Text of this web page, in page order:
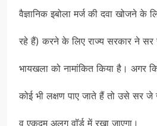
वैज्ञानिक इबोला मर्ज की दवा खोजने के
रहे हैं) करने के लिए राज्य सरकार ने
भायखला को नामांकित किया है। अगर
कोई भी लक्षण पाए जाते हैं तो उसे सर
व एकदम अलग वॉर्ड में रखा जाएगा।